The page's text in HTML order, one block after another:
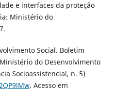
e interfaces da proteção
Ministério do
Social. Boletim
do Desenvolvimento
Socioassistencial, n. 5)
. Acesso em